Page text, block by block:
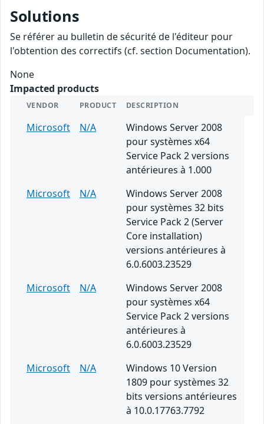
Solutions
Se référer au bulletin de sécurité de l'éditeur pour
l'obtention des correctifs (cf. section Documentation).
None
Impacted products
VENDOR PRODUCT DESCRIPTION
Microsoft N/A
Windows Server 2008
pour systèmes x64
Service Pack 2 versions
antérieures à 1.000
Microsoft
N/A
Windows Server 2008
pour systèmes 32 bits
Service Pack 2 (Server
Core installation)
versions antérieures à
6.0.6003.23529
Microsoft
N/A
Windows Server 2008
pour systèmes x64
Service Pack 2 versions
antérieures à
6.0.6003.23529
Microsoft
N/A
Windows 10 Version
1809 pour systèmes 32
bits versions antérieures
à 10.0.17763.7792